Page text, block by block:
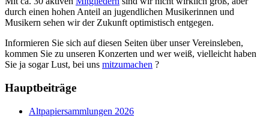
durch einen hohen Anteil an jugendlichen Musikerinnen und
Musikern sehen wir der Zukunft optimistisch entgegen.
Informieren Sie sich auf diesen Seiten über unser Vereinsleben,
kommen Sie zu unseren Konzerten und wer weiß, vielleicht haben
Sie ja sogar Lust, bei uns mitzumachen ?
Hauptbeiträge
Altpapiersammlungen 2026